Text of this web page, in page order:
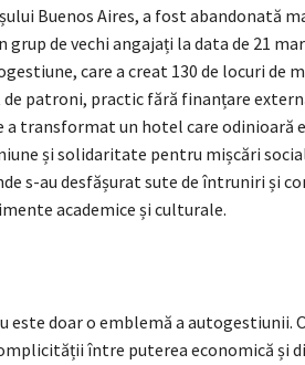
Buenos Aires, a fost abandonată
grup de vechi angajați la data de 21
care a creat 130 de locuri de
patroni, practic fără finanțare
a transformat un hotel care odinioară
și solidaritate pentru mișcări
s-au desfășurat sute de întruniri și
academice și culturale.
este doar o emblemă a autogestiunii.
între puterea economică și